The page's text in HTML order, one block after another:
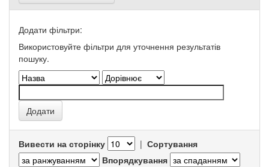
Додати фільтри:
Використовуйте фільтри для уточнення результатів
пошуку.
Вивести на сторінку | Сортування
Впорядкування